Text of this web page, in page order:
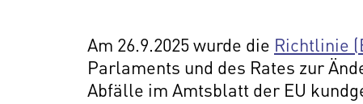
Am 26.9.2025 wurde die Richtlinie
Parlaments und des Rates zur
Abfälle im Amtsblatt der EU